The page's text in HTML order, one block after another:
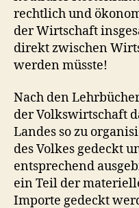
rechtlich und
der Wirtschaft
direkt zwischen
werden müsste!
Nach den
der Volkswirtschaft
Landes so zu
des Volkes gedeckt
entsprechend
ein Teil der
Importe gedeckt